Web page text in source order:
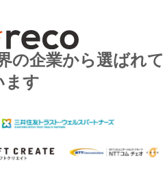
の企業から選ばれて
ます